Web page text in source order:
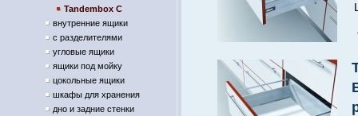
Tandembox С
внутренние ящики
с разделителями
угловые ящики
ящики под мойку
цокольные ящики
шкафы для хранения
дно и задние стенки